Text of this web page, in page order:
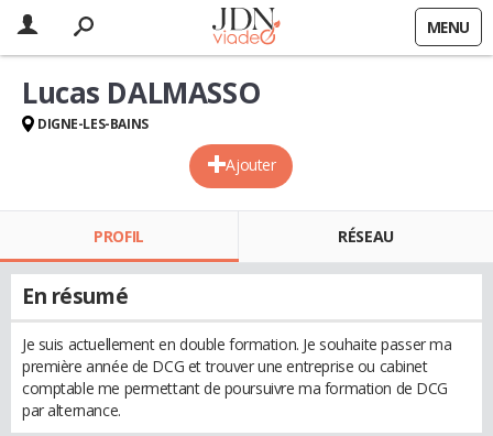
MENU
Ajouter
Lucas DALMASSO
DIGNE-LES-BAINS
PROFIL RÉSEAU
En résumé
Je suis actuellement en double formation. Je souhaite passer ma
première année de DCG et trouver une entreprise ou cabinet
comptable me permettant de poursuivre ma formation de DCG
par alternance.